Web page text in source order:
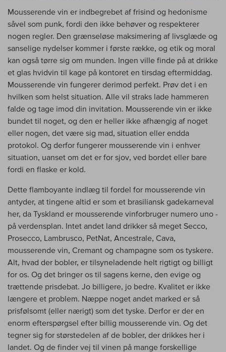
Mousserende vin er indbegrebet af frisind og hedonisme
såvel som punk, fordi den ikke behøver og respekterer
nogen regler. Den grænseløse maksimering af livsglæde og
sanselige nydelser kommer i første række, og etik og moral
kan også tørre sig om munden. Ingen ville finde på at drikke
et glas hvidvin til kage på kontoret en tirsdag eftermiddag.
Mousserende vin fungerer derimod perfekt. Prøv det i en
hvilken som helst situation. Alle vil straks lade hammeren
falde og tage imod din invitation. Mousserende vin er ikke
bundet til noget, og den er heller ikke afhængig af noget
eller nogen, det være sig mad, situation eller endda
protokol. Og derfor fungerer mousserende vin i enhver
situation, uanset om det er for sjov, ved bordet eller bare
fordi en flaske er kold.
Dette flamboyante indlæg til fordel for mousserende vin
antyder, at tingene altid er som et brasiliansk gadekarneval
her, da Tyskland er mousserende vinforbruger numero uno -
på verdensplan. Intet andet land drikker så meget Secco,
Prosecco, Lambrusco, PetNat, Ancestrale, Cava,
mousserende vin, Cremant og champagne som os tyskere.
Alt, hvad der bobler, er tilsyneladende helt rigtigt og billigt
for os. Og det bringer os til sagens kerne, den evige og
trættende prisdebat. Jo billigere, jo bedre. Kvalitet er ikke
længere et problem. Næppe noget andet marked er så
prisfølsomt (eller nærigt) som det tyske. Derfor er der en
enorm efterspørgsel efter billig mousserende vin. Og det
tegner sig for størstedelen af de bobler, der drikkes her i
landet. Og de finder vej til vinen på mange forskellige